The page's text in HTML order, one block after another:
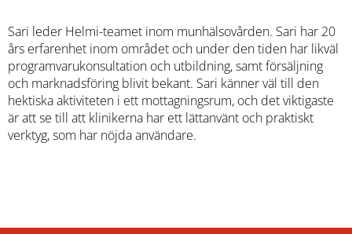
Sari leder Helmi-teamet inom munhälsovården. Sari har 20
års erfarenhet inom området och under den tiden har likväl
programvarukonsultation och utbildning, samt försäljning
och marknadsföring blivit bekant. Sari känner väl till den
hektiska aktiviteten i ett mottagningsrum, och det viktigaste
är att se till att klinikerna har ett lättanvänt och praktiskt
verktyg, som har nöjda användare.